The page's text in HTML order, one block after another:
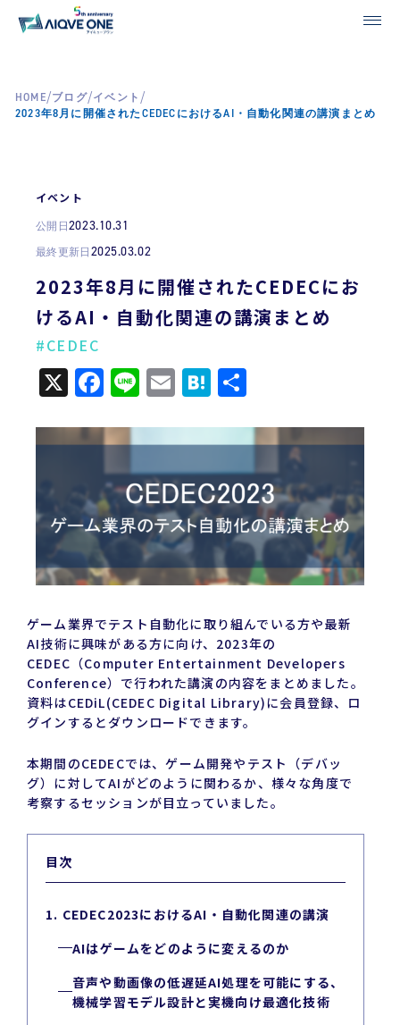
HOME/ブログ/イベント /
2023年8月に開催されたCEDECにおけるAI・自動化関連の講演まとめ
イベント
公開日2023.10.31
最終更新日2025.03.02
2023年8月に開催されたCEDECにお
けるAI・自動化関連の講演まとめ
#CEDEC
X Facebook
LineEmailHatena
ゲーム業界でテスト自動化に取り組んでいる方や最新
AI技術に興味がある方に向け、2023年の
CEDEC（Computer Entertainment Developers
Conference）で行われた講演の内容をまとめました。
資料はCEDiL(CEDEC Digital Library)に会員登録、ロ
グインするとダウンロードできます。
本期間のCEDECでは、ゲーム開発やテスト（デバッ
グ）に対してAIがどのように関わるか、様々な角度で
考察するセッションが目立っていました。
目次
1. CEDEC2023におけるAI・自動化関連の講演
AIはゲームをどのように変えるのか
音声や動画像の低遅延AI処理を可能にする、
機械学習モデル設計と実機向け最適化技術